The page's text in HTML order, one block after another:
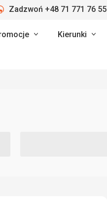
Zadzwoń +48 71 771 76 55
Kierunki